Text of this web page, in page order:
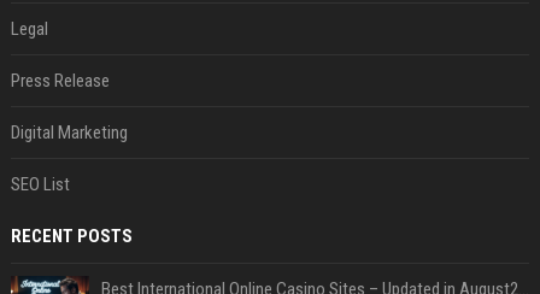
Legal
Press Release
Digital Marketing
SEO List
RECENT POSTS